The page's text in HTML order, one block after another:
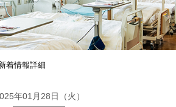
着情報詳細
年01月28日（火）